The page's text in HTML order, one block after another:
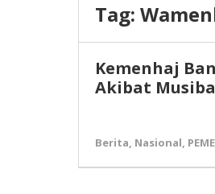
Tag:
Kemenhaj
Akibat
Berita, Nasional,